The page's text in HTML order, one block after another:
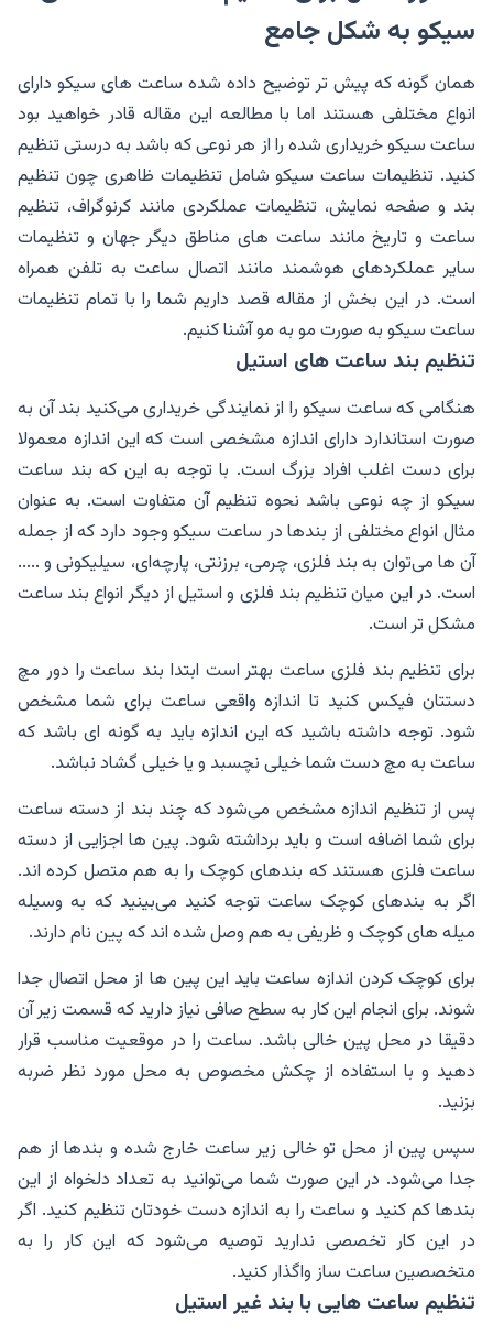
سیکو به شکل جامع
همان گونه که پیش تر توضیح داده شده ساعت های سیکو دارای
انواع مختلفی هستند اما با مطالعه این مقاله قادر خواهید بود
ساعت سیکو خریداری شده را از هر نوعی که باشد به درستی تنظیم
کنید. تنظیمات ساعت سیکو شامل تنظیمات ظاهری چون تنظیم
بند و صفحه نمایش، تنظیمات عملکردی مانند کرنوگراف، تنظیم
ساعت و تاریخ مانند ساعت های مناطق دیگر جهان و تنظیمات
سایر عملکردهای هوشمند مانند اتصال ساعت به تلفن همراه
است. در این بخش از مقاله قصد داریم شما را با تمام تنظیمات
ساعت سیکو به صورت مو به مو آشنا کنیم.
تنظیم بند ساعت های استیل
هنگامی که ساعت سیکو را از نمایندگی خریداری می‌کنید بند آن به
صورت استاندارد دارای اندازه مشخصی است که این اندازه معمولا
برای دست اغلب افراد بزرگ است. با توجه به این که بند ساعت
سیکو از چه نوعی باشد نحوه تنظیم آن متفاوت است. به عنوان
مثال انواع مختلفی از بندها در ساعت سیکو وجود دارد که از جمله
آن ها می‌توان به بند فلزی، چرمی، برزنتی، پارچه‌ای، سیلیکونی و .....
است. در این میان تنظیم بند فلزی و استیل از دیگر انواع بند ساعت
مشکل تر است.
برای تنظیم بند فلزی ساعت بهتر است ابتدا بند ساعت را دور مچ
دستتان فیکس کنید تا اندازه واقعی ساعت برای شما مشخص
شود. توجه داشته باشید که این اندازه باید به گونه‌ ای باشد که
ساعت به مچ دست شما خیلی نچسبد و یا خیلی گشاد نباشد.
پس از تنظیم اندازه مشخص می‌شود که چند بند از دسته ساعت
برای شما اضافه است و باید برداشته شود. پین ها اجزایی از دسته
ساعت فلزی هستند که بندهای کوچک را به هم متصل کرده اند.
اگر به بندهای کوچک ساعت توجه کنید می‌بینید که به وسیله
میله‌ های کوچک و ظریفی به هم وصل شده اند که پین نام دارند.
برای کوچک کردن اندازه ساعت باید این پین ها از محل اتصال جدا
شوند. برای انجام این کار به سطح صافی نیاز دارید که قسمت زیر آن
دقیقا در محل پین خالی باشد. ساعت را در موقعیت مناسب قرار
دهید و با استفاده از چکش مخصوص به محل مورد نظر ضربه
بزنید.
سپس پین از محل تو خالی زیر ساعت خارج شده و بندها از هم
جدا می‌شود. در این صورت شما می‌توانید به تعداد دلخواه از این
بندها کم کنید و ساعت را به اندازه دست خودتان تنظیم کنید. اگر
در این کار تخصصی ندارید توصیه می‌شود که این کار را به
متخصصین ساعت ساز واگذار کنید.
تنظیم ساعت هایی با بند غیر استیل